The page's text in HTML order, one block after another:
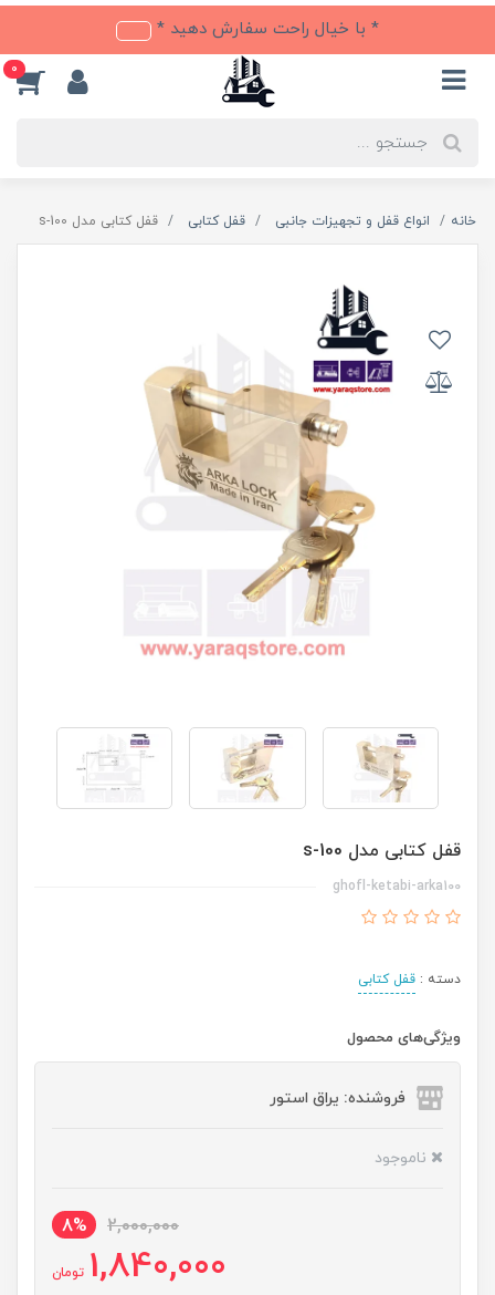
* با خیال راحت سفارش دهید *
0
خانه انواع قفل و تجهیزات جانبی قفل کتابی قفل کتابی مدل s-100
قفل کتابی مدل s-100
ghofl-ketabi-arka100
دسته : قفل کتابی
ویژگی‌های محصول
فروشنده: یراق استور
ناموجود
2,000,000
8%
1,840,000 تومان